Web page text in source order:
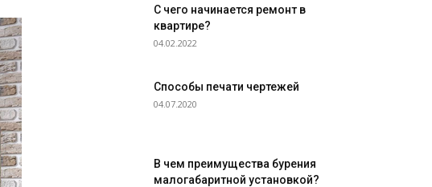
С чего начинается ремонт в
квартире?
04.02.2022
Способы печати чертежей
04.07.2020
В чем преимущества бурения
малогабаритной установкой?